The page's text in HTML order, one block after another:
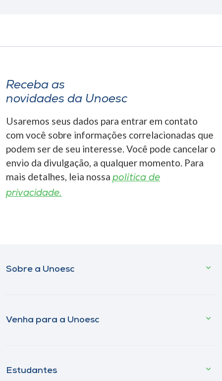
Receba as
novidades da Unoesc
Usaremos seus dados para entrar em contato
com você sobre informações correlacionadas que
podem ser de seu interesse. Você pode cancelar o
envio da divulgação, a qualquer momento. Para
mais detalhes, leia nossa política de
privacidade.
Sobre a Unoesc
Venha para a Unoesc
Estudantes